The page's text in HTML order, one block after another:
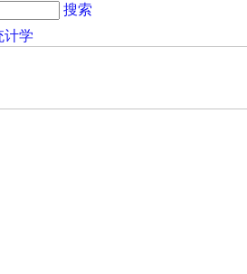
搜索
计学